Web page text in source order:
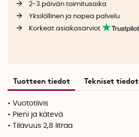
2-3 päivän toimitusaika
Yksilöllinen ja nopea palvelu
Korkeat asiakasarviot
Tuotteen tiedot Tekniset tiedot
• Vuototiivis
• Pieni ja kätevä
• Tilavuus 2,8 litraa